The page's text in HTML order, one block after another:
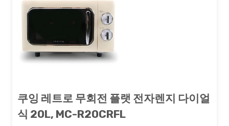
쿠잉 레트로 무회전 플랫 전자렌지 다이얼
식 20L, MC-R20CRFL